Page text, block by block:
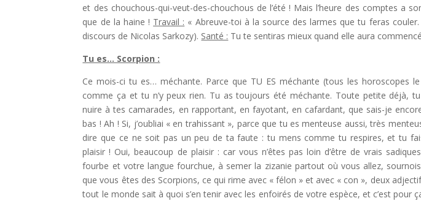
et des chouchous-qui-veut-des-chouchous de l’été ! Mais l’heure des comptes a
que de la haine ! Travail : « Abreuve-toi à la source des larmes que tu feras
discours de Nicolas Sarkozy). Santé : Tu te sentiras mieux quand elle aura
Tu es… Scorpion :
Ce mois-ci tu es… méchante. Parce que TU ES méchante (tous les horoscopes
comme ça et tu n’y peux rien. Tu as toujours été méchante. Toute petite déjà,
nuire à tes camarades, en rapportant, en fayotant, en cafardant, que sais-je
bas ! Ah ! Si, j’oubliai « en trahissant », parce que tu es menteuse aussi, très
dire que ce ne soit pas un peu de ta faute : tu mens comme tu respires, et tu
plaisir ! Oui, beaucoup de plaisir : car vous n’êtes pas loin d’être de vrais
fourbe et votre langue fourchue, à semer la zizanie partout où vous allez,
que vous êtes des Scorpions, ce qui rime avec « félon » et avec « con », deux
tout le monde sait à quoi s’en tenir avec les enfoirés de votre espèce, et c’est pour